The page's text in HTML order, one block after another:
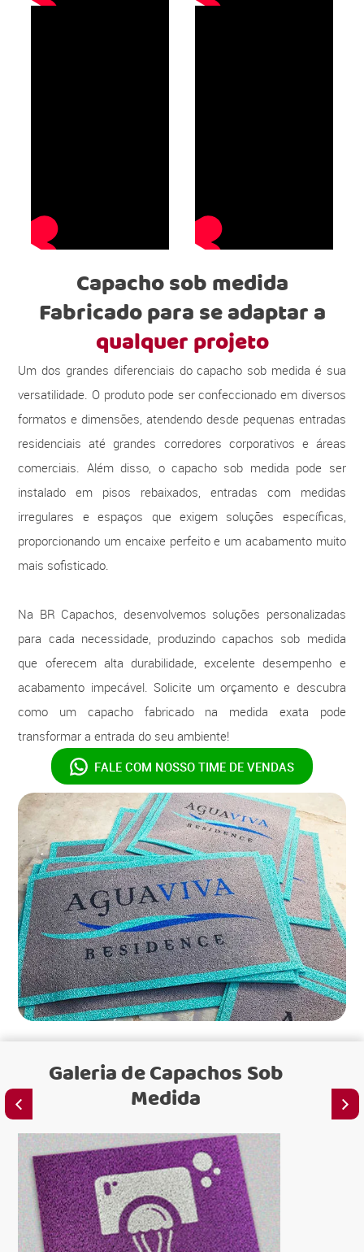
Capacho sob medida
Fabricado para se adaptar a
qualquer projeto
Um dos grandes diferenciais do capacho sob medida é sua
versatilidade. O produto pode ser confeccionado em diversos
formatos e dimensões, atendendo desde pequenas entradas
residenciais até grandes corredores corporativos e áreas
comerciais. Além disso, o capacho sob medida pode ser
instalado em pisos rebaixados, entradas com medidas
irregulares e espaços que exigem soluções específicas,
proporcionando um encaixe perfeito e um acabamento muito
mais sofisticado.
Na BR Capachos, desenvolvemos soluções personalizadas
para cada necessidade, produzindo capachos sob medida
que oferecem alta durabilidade, excelente desempenho e
acabamento impecável. Solicite um orçamento e descubra
como um capacho fabricado na medida exata pode
transformar a entrada do seu ambiente!
FALE COM NOSSO TIME DE VENDAS
Galeria deCapachos Sob
Medida